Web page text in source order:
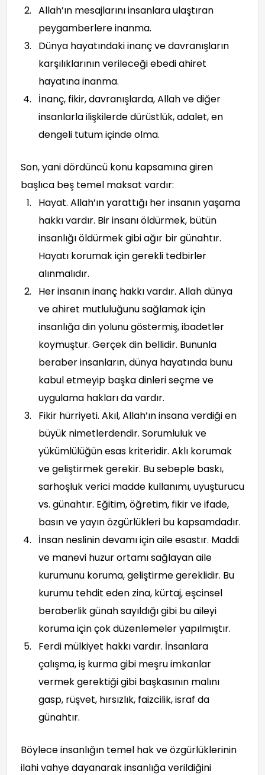
Allah’ın mesajlarını insanlara ulaştıran
peygamberlere inanma.
Dünya hayatındaki inanç ve davranışların
karşılıklarının verileceği ebedi ahiret
hayatına inanma.
İnanç, fikir, davranışlarda, Allah ve diğer
insanlarla ilişkilerde dürüstlük, adalet, en
dengeli tutum içinde olma.
Son, yani dördüncü konu kapsamına giren
başlıca beş temel maksat vardır:
Hayat. Allah’ın yarattığı her insanın yaşama
hakkı vardır. Bir insanı öldürmek, bütün
insanlığı öldürmek gibi ağır bir günahtır.
Hayatı korumak için gerekli tedbirler
alınmalıdır.
Her insanın inanç hakkı vardır. Allah dünya
ve ahiret mutluluğunu sağlamak için
insanlığa din yolunu göstermiş, ibadetler
koymuştur. Gerçek din bellidir. Bununla
beraber insanların, dünya hayatında bunu
kabul etmeyip başka dinleri seçme ve
uygulama hakları da vardır.
Fikir hürriyeti. Akıl, Allah’ın insana verdiği en
büyük nimetlerdendir. Sorumluluk ve
yükümlülüğün esas kriteridir. Aklı korumak
ve geliştirmek gerekir. Bu sebeple baskı,
sarhoşluk verici madde kullanımı, uyuşturucu
vs. günahtır. Eğitim, öğretim, fikir ve ifade,
basın ve yayın özgürlükleri bu kapsamdadır.
İnsan neslinin devamı için aile esastır. Maddi
ve manevi huzur ortamı sağlayan aile
kurumunu koruma, geliştirme gereklidir. Bu
kurumu tehdit eden zina, kürtaj, eşcinsel
beraberlik günah sayıldığı gibi bu aileyi
koruma için çok düzenlemeler yapılmıştır.
Ferdi mülkiyet hakkı vardır. İnsanlara
çalışma, iş kurma gibi meşru imkanlar
vermek gerektiği gibi başkasının malını
gasp, rüşvet, hırsızlık, faizcilik, israf da
günahtır.
Böylece insanlığın temel hak ve özgürlüklerinin
ilahi vahye dayanarak insanlığa verildiğini